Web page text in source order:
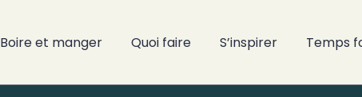
Boire et manger Quoi faire S’inspirer Temps